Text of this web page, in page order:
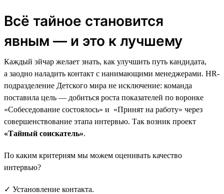
Всё тайное становится
явным — и это к лучшему
Каждый эйчар желает знать, как улучшить путь кандидата,
а заодно наладить контакт с нанимающими менеджерами. HR-
подразделение Детского мира не исключение: команда
поставила цель — добиться роста показателей по воронке
«Собеседование состоялось» и «Принят на работу» через
совершенствование этапа интервью. Так возник проект
«Тайный соискатель».
По каким критериям мы можем оценивать качество
интервью?
✓ Установление контакта.